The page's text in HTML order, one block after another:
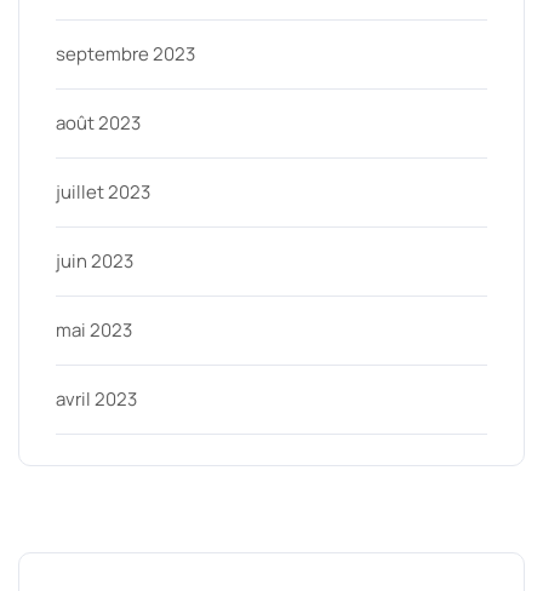
septembre 2023
août 2023
juillet 2023
juin 2023
mai 2023
avril 2023